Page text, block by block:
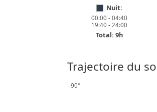
Nuit:
00:00 - 04:40
19:40 - 24:00
Total: 9h
Trajectoire du